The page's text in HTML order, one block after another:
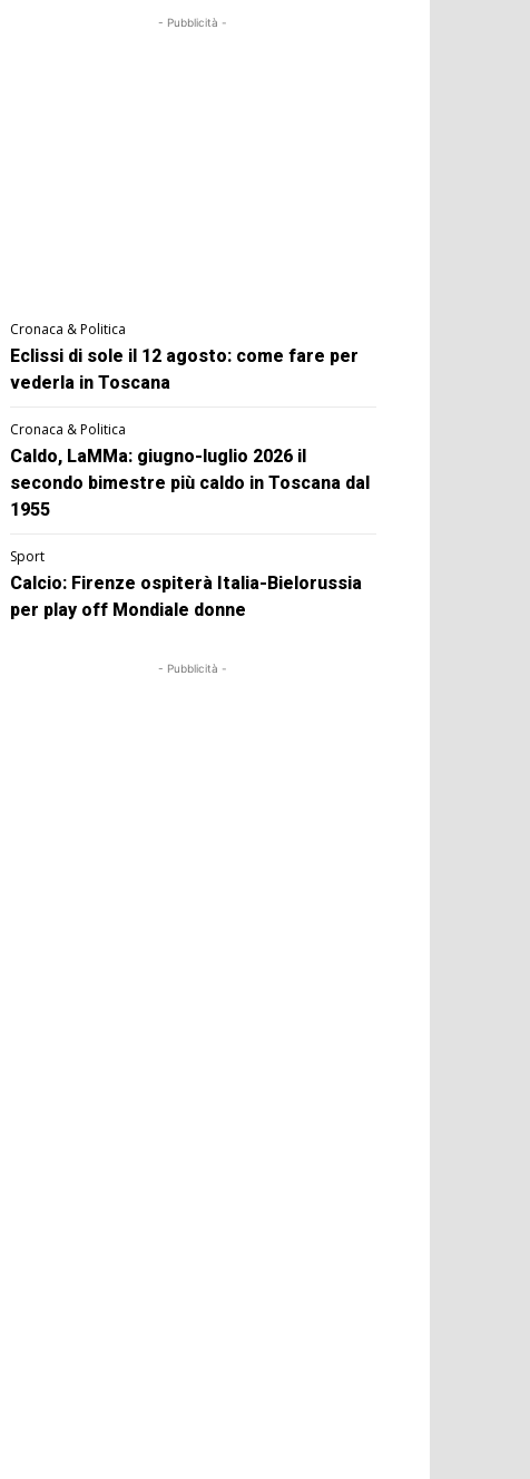
- Pubblicità -
Cronaca & Politica
Eclissi di sole il 12 agosto: come fare per
vederla in Toscana
Cronaca & Politica
Caldo, LaMMa: giugno-luglio 2026 il
secondo bimestre più caldo in Toscana dal
1955
Sport
Calcio: Firenze ospiterà Italia-Bielorussia
per play off Mondiale donne
- Pubblicità -